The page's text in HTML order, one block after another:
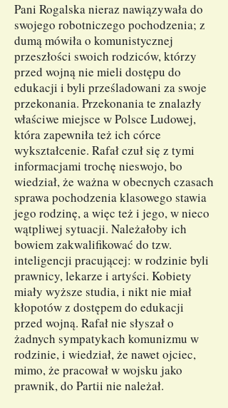
Pani Rogalska nieraz nawiązywała do
swojego robotniczego pochodzenia; z
dumą mówiła o komunistycznej
przeszłości swoich rodziców, którzy
przed wojną nie mieli dostępu do
edukacji i byli prześladowani za swoje
przekonania. Przekonania te znalazły
właściwe miejsce w Polsce Ludowej,
która zapewniła też ich córce
wykształcenie. Rafał czuł się z tymi
informacjami trochę nieswojo, bo
wiedział, że ważna w obecnych czasach
sprawa pochodzenia klasowego stawia
jego rodzinę, a więc też i jego, w nieco
wątpliwej sytuacji. Należałoby ich
bowiem zakwalifikować do tzw.
inteligencji pracującej: w rodzinie byli
prawnicy, lekarze i artyści. Kobiety
miały wyższe studia, i nikt nie miał
kłopotów z dostępem do edukacji
przed wojną. Rafał nie słyszał o
żadnych sympatykach komunizmu w
rodzinie, i wiedział, że nawet ojciec,
mimo, że pracował w wojsku jako
prawnik, do Partii nie należał.